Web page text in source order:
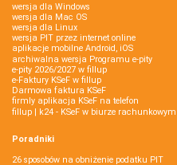
wersja dla Windows
wersja dla Mac OS
wersja dla Linux
wersja PIT przez internet online
aplikacje mobilne Android, iOS
archiwalna wersja Programu e-pity
e-pity 2026/2027 w fillup
e‑Faktury KSeF w fillup
Darmowa faktura KSeF
firmly aplikacja KSeF na telefon
fillup | k24 - KSeF w biurze rachunkowym
Poradniki
26 sposobów na obniżenie podatku PIT